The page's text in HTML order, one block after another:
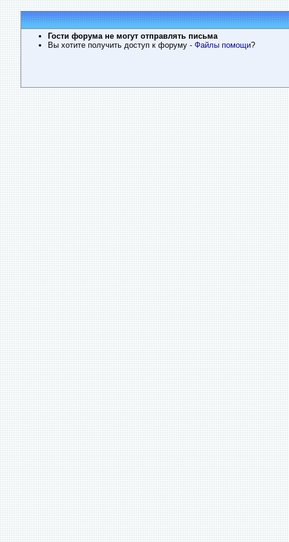
Гости форума не могут отправлять письма
Вы хотите получить доступ к форуму - Файлы помощи?